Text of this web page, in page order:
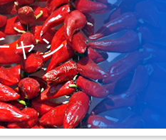
ャン